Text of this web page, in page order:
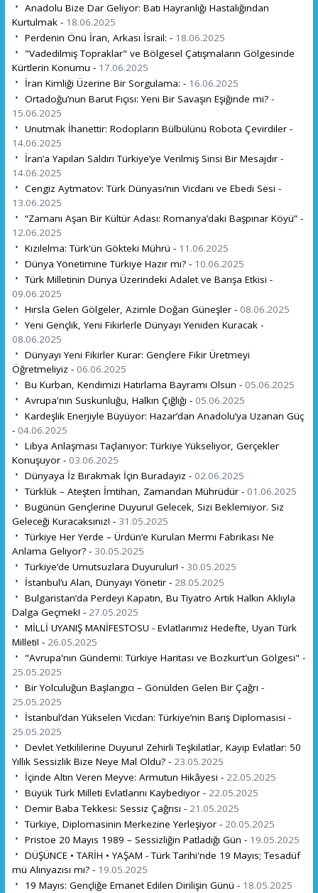
Anadolu Bize Dar Geliyor: Batı Hayranlığı Hastalığından
Kurtulmak - 18.06.2025
Perdenin Önü İran, Arkası İsrail: - 18.06.2025
"Vadedilmiş Topraklar" ve Bölgesel Çatışmaların Gölgesinde
Kürtlerin Konumu - 17.06.2025
İran Kimliği Üzerine Bir Sorgulama: - 16.06.2025
Ortadoğu’nun Barut Fıçısı: Yeni Bir Savaşın Eşiğinde mi? -
15.06.2025
Unutmak İhanettir: Rodopların Bülbülünü Robota Çevirdiler -
14.06.2025
İran’a Yapılan Saldırı Türkiye’ye Verilmiş Sinsi Bir Mesajdır -
14.06.2025
Cengiz Aytmatov: Türk Dünyası’nın Vicdanı ve Ebedi Sesi -
13.06.2025
“Zamanı Aşan Bir Kültür Adası: Romanya’daki Başpınar Köyü” -
12.06.2025
Kızılelma: Türk'ün Gökteki Mührü - 11.06.2025
Dünya Yönetimine Türkiye Hazır mı? - 10.06.2025
Türk Milletinin Dünya Üzerindeki Adalet ve Barışa Etkisi -
09.06.2025
Hırsla Gelen Gölgeler, Azimle Doğan Güneşler - 08.06.2025
Yeni Gençlik, Yeni Fikirlerle Dünyayı Yeniden Kuracak -
08.06.2025
Dünyayı Yeni Fikirler Kurar: Gençlere Fikir Üretmeyi
Öğretmeliyiz - 06.06.2025
Bu Kurban, Kendimizi Hatırlama Bayramı Olsun - 05.06.2025
Avrupa'nın Suskunluğu, Halkın Çığlığı - 05.06.2025
Kardeşlik Enerjiyle Büyüyor: Hazar’dan Anadolu’ya Uzanan Güç
- 04.06.2025
Libya Anlaşması Taçlanıyor: Türkiye Yükseliyor, Gerçekler
Konuşuyor - 03.06.2025
Dünyaya İz Bırakmak İçin Buradayız - 02.06.2025
Türklük – Ateşten İmtihan, Zamandan Mührüdür - 01.06.2025
Bugünün Gençlerine Duyuru! Gelecek, Sizi Beklemiyor. Siz
Geleceği Kuracaksınız! - 31.05.2025
Türkiye Her Yerde – Ürdün’e Kurulan Mermi Fabrikası Ne
Anlama Geliyor? - 30.05.2025
Türkiye’de Umutsuzlara Duyurulur! - 30.05.2025
İstanbul’u Alan, Dünyayı Yönetir - 28.05.2025
Bulgaristan’da Perdeyi Kapatın, Bu Tiyatro Artık Halkın Aklıyla
Dalga Geçmek! - 27.05.2025
MİLLİ UYANIŞ MANİFESTOSU - Evlatlarımız Hedefte, Uyan Türk
Milleti! - 26.05.2025
"Avrupa'nın Gündemi: Türkiye Haritası ve Bozkurt'un Gölgesi" -
25.05.2025
Bir Yolculuğun Başlangıcı – Gönülden Gelen Bir Çağrı -
25.05.2025
İstanbul’dan Yükselen Vicdan: Türkiye’nin Barış Diplomasisi -
25.05.2025
Devlet Yetkililerine Duyuru! Zehirli Teşkilatlar, Kayıp Evlatlar: 50
Yıllık Sessizlik Bize Neye Mal Oldu? - 23.05.2025
İçinde Altın Veren Meyve: Armutun Hikâyesi - 22.05.2025
Büyük Türk Milleti Evlatlarını Kaybediyor - 22.05.2025
Demir Baba Tekkesi: Sessiz Çağrısı - 21.05.2025
Türkiye, Diplomasinin Merkezine Yerleşiyor - 20.05.2025
Pristoe 20 Mayıs 1989 – Sessizliğin Patladığı Gün - 19.05.2025
DÜŞÜNCE • TARİH • YAŞAM - Türk Tarihi'nde 19 Mayıs; Tesadüf
mü Alınyazısı mı? - 19.05.2025
19 Mayıs: Gençliğe Emanet Edilen Dirilişin Günü - 18.05.2025